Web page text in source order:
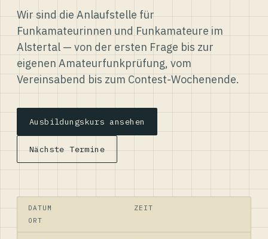
Wir sind die Anlaufstelle für
Funkamateurinnen und Funkamateure im
Alstertal — von der ersten Frage bis zur
eigenen Amateurfunkprüfung, vom
Vereinsabend bis zum Contest-Wochenende.
Ausbildungskurs ansehen
Nächste Termine
DATUM
ZEIT
ORT